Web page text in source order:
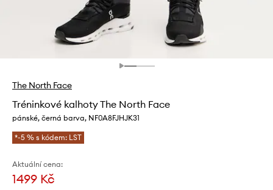
The North Face
Tréninkové kalhoty The North Face
pánské, černá barva, NF0A8FJHJK31
*-5 % s kódem: LST
Aktuální cena:
1499 Kč